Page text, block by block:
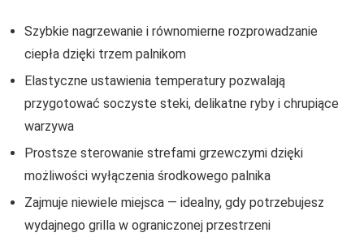
Szybkie nagrzewanie i równomierne rozprowadzanie
ciepła dzięki trzem palnikom
Elastyczne ustawienia temperatury pozwalają
przygotować soczyste steki, delikatne ryby i chrupiące
warzywa
Prostsze sterowanie strefami grzewczymi dzięki
możliwości wyłączenia środkowego palnika
Zajmuje niewiele miejsca — idealny, gdy potrzebujesz
wydajnego grilla w ograniczonej przestrzeni